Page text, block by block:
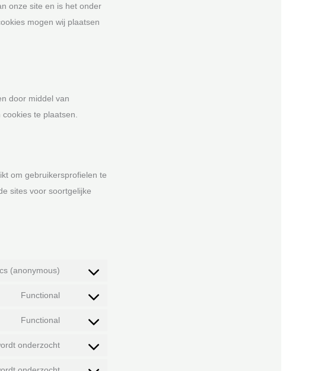
onze site en is het onder
mogen wij plaatsen
door middel van
te plaatsen.
om gebruikersprofielen te
sites voor soortgelijke
(anonymous)
Functional
Functional
onderzocht